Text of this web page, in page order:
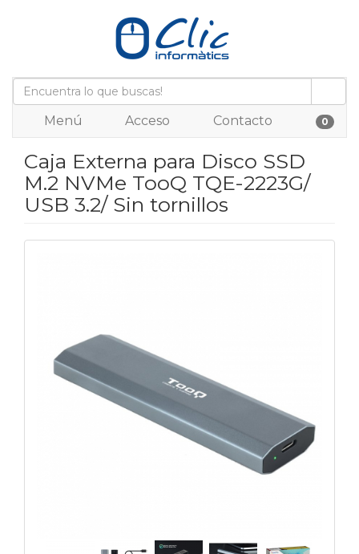
Menú Acceso Contacto 0
Caja Externa para Disco SSD
M.2 NVMe TooQ TQE-2223G/
USB 3.2/ Sin tornillos